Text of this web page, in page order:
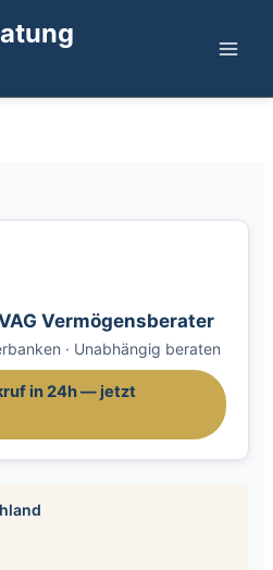
Vermögensberater
· Unabhängig beraten
in 24h — jetzt